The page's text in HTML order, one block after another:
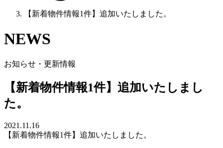
【新着物件情報1件】追加いたしました。
NEWS
お知らせ・更新情報
【新着物件情報1件】追加いたしまし
た。
2021.11.16
【新着物件情報1件】追加いたしました。